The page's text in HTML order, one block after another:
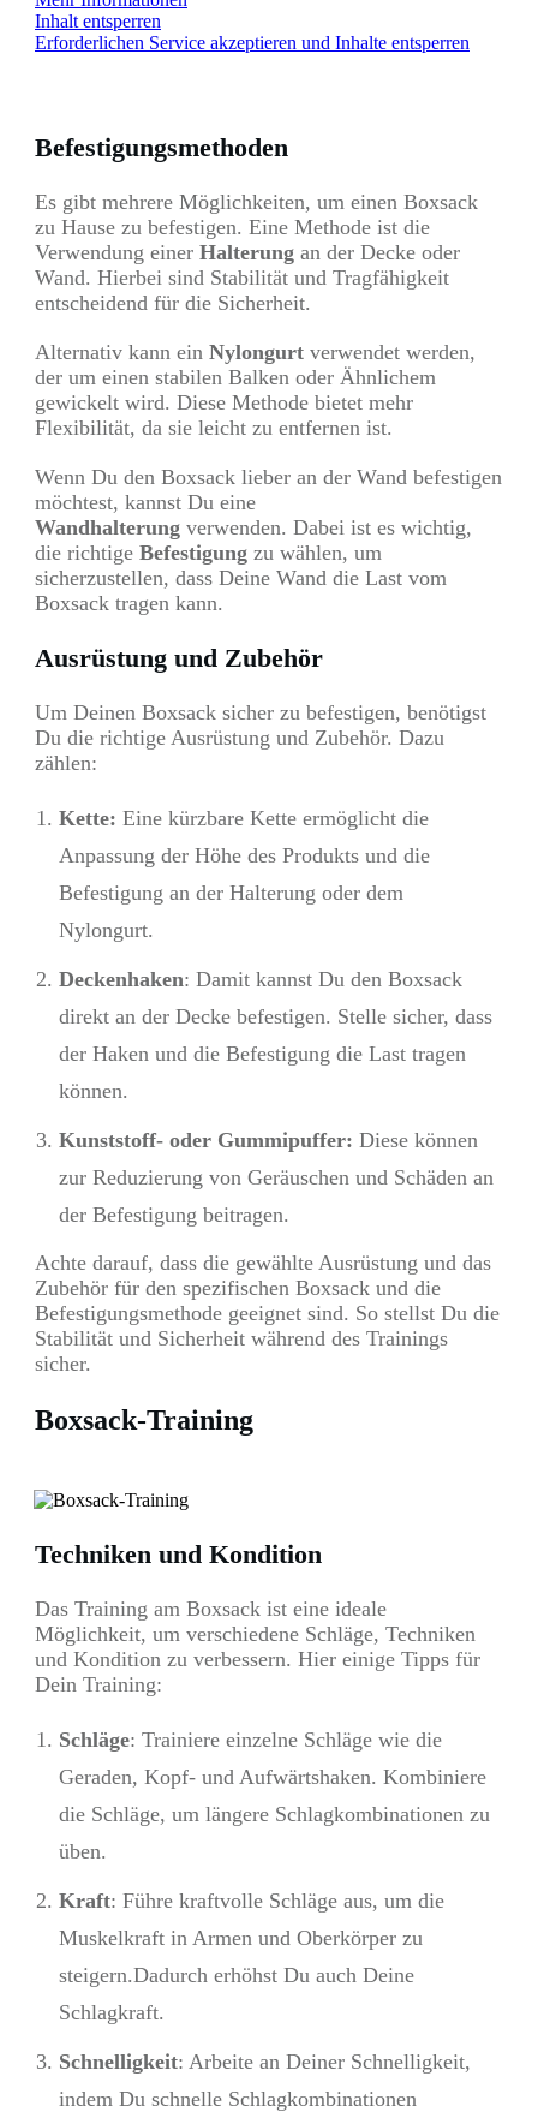
Inhalt entsperren
Erforderlichen Service akzeptieren und Inhalte entsperren
Befestigungsmethoden
Es gibt mehrere Möglichkeiten, um einen Boxsack
zu Hause zu befestigen. Eine Methode ist die
Verwendung einer Halterung an der Decke oder
Wand. Hierbei sind Stabilität und Tragfähigkeit
entscheidend für die Sicherheit.
Alternativ kann ein Nylongurt verwendet werden,
der um einen stabilen Balken oder Ähnlichem
gewickelt wird. Diese Methode bietet mehr
Flexibilität, da sie leicht zu entfernen ist.
Wenn Du den Boxsack lieber an der Wand befestigen
möchtest, kannst Du eine
Wandhalterung verwenden. Dabei ist es wichtig,
die richtige Befestigung zu wählen, um
sicherzustellen, dass Deine Wand die Last vom
Boxsack tragen kann.
Ausrüstung und Zubehör
Um Deinen Boxsack sicher zu befestigen, benötigst
Du die richtige Ausrüstung und Zubehör. Dazu
zählen:
Kette: Eine kürzbare Kette ermöglicht die
Anpassung der Höhe des Produkts und die
Befestigung an der Halterung oder dem
Nylongurt.
Deckenhaken: Damit kannst Du den Boxsack
direkt an der Decke befestigen. Stelle sicher, dass
der Haken und die Befestigung die Last tragen
können.
Kunststoff- oder Gummipuffer: Diese können
zur Reduzierung von Geräuschen und Schäden an
der Befestigung beitragen.
Achte darauf, dass die gewählte Ausrüstung und das
Zubehör für den spezifischen Boxsack und die
Befestigungsmethode geeignet sind. So stellst Du die
Stabilität und Sicherheit während des Trainings
sicher.
Boxsack-Training
Techniken und Kondition
Das Training am Boxsack ist eine ideale
Möglichkeit, um verschiedene Schläge, Techniken
und Kondition zu verbessern. Hier einige Tipps für
Dein Training:
Schläge: Trainiere einzelne Schläge wie die
Geraden, Kopf- und Aufwärtshaken. Kombiniere
die Schläge, um längere Schlagkombinationen zu
üben.
Kraft: Führe kraftvolle Schläge aus, um die
Muskelkraft in Armen und Oberkörper zu
steigern.Dadurch erhöhst Du auch Deine
Schlagkraft.
Schnelligkeit: Arbeite an Deiner Schnelligkeit,
indem Du schnelle Schlagkombinationen